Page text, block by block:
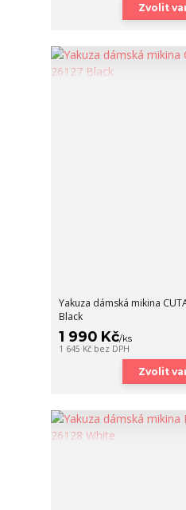
Zvolit
Yakuza dámská mikina
Black
1 990 Kč/ks
1 645 Kč bez DPH
Zvolit